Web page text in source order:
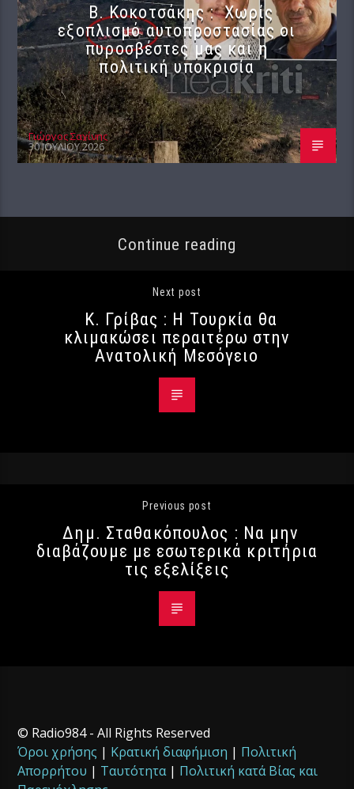
Β. Κοκοτσάκης : Χωρίς
εξοπλισμό αυτοπροστασίας οι
πυροσβέστες μας και η
πολιτική υποκρισία
Γιώργος Σαχίνης
30 ΙΟΥΛΊΟΥ 2026
Continue reading
Next post
Κ. Γρίβας : Η Τουρκία θα
κλιμακώσει περαιτέρω στην
Ανατολική Μεσόγειο
Previous post
Δημ. Σταθακόπουλος : Να μην
διαβάζουμε με εσωτερικά κριτήρια
τις εξελίξεις
© Radio984 - All Rights Reserved
Όροι χρήσης | Κρατική διαφήμιση | Πολιτική
Απορρήτου | Ταυτότητα| Πολιτική κατά Βίας και